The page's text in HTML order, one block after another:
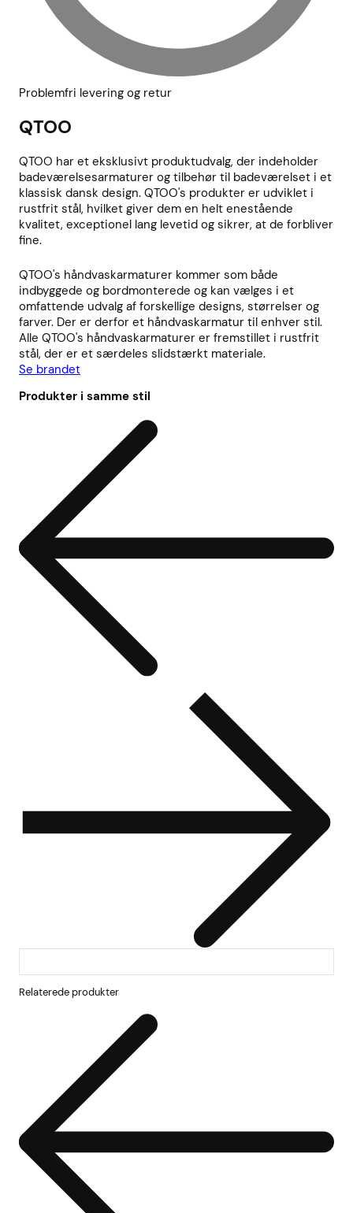
Problemfri levering og retur
QTOO
QTOO har et eksklusivt produktudvalg, der indeholder
badeværelsesarmaturer og tilbehør til badeværelset i et
klassisk dansk design. QTOO's produkter er udviklet i
rustfrit stål, hvilket giver dem en helt enestående
kvalitet, exceptionel lang levetid og sikrer, at de forbliver
fine.
QTOO's håndvaskarmaturer kommer som både
indbyggede og bordmonterede og kan vælges i et
omfattende udvalg af forskellige designs, størrelser og
farver. Der er derfor et håndvaskarmatur til enhver stil.
Alle QTOO's håndvaskarmaturer er fremstillet i rustfrit
stål, der er et særdeles slidstærkt materiale.
Se brandet
Produkter i samme stil
Relaterede produkter